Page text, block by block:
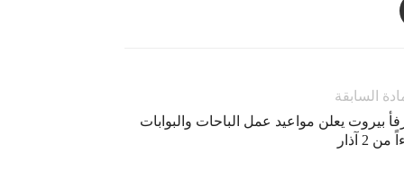
السابقة
بيروت يعلن مواعيد عمل الباحات والبوابات
من 2 آذار